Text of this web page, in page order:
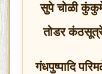
सुपे चोळी
तोडर
गंधपुष्पादि